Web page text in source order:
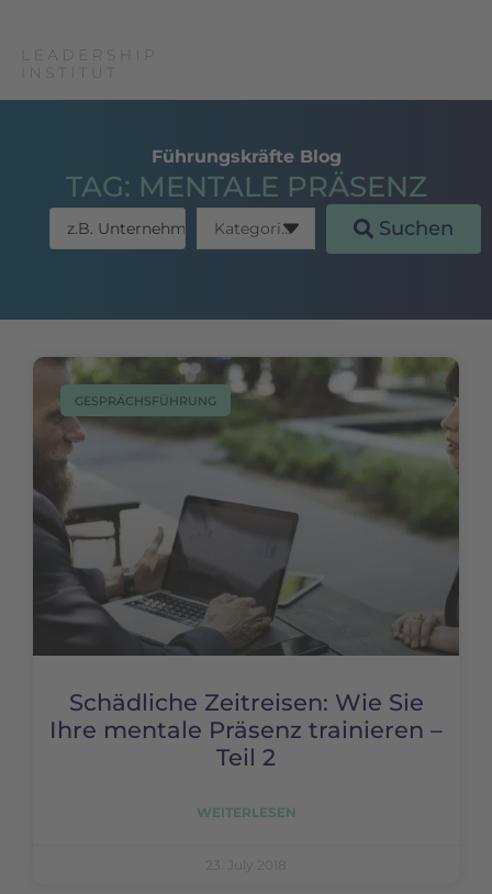
Führungskräfte Blog
TAG: MENTALE PRÄSENZ
Suchen
GESPRÄCHSFÜHRUNG
Schädliche Zeitreisen: Wie Sie
Ihre mentale Präsenz trainieren –
Teil 2
WEITERLESEN
23. July 2018